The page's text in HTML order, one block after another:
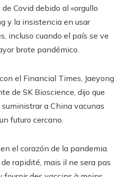
Covid debido al «orgullo
y la insistencia en usar
incluso cuando el país se ve
brote pandémico.
el Financial Times, Jaeyong
de SK Bioscience, dijo que
suministrar a China vacunas
futuro cercano.
el corazón de la pandemia.
de rapidité, mais il ne sera pas